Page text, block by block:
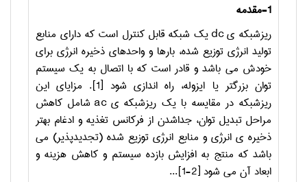
1-مقدمه
ریزشبکه یdcیک شبکه قابل کنترل است که دارای منابع
تولید انرژی توزیع شده، بارها و واحدهای ذخیره انرژی برای
خودش می باشد و قادر است که با اتصال به یک سیستم
توان بزرگتر یا ایزوله، راه اندازی شود [1]. مزایای این
ریزشبکه در مقایسه با یک ریزشبکه ی ac شامل کاهش
مراحل تبدیل توان، جداشدن از فرکانس تغذیه و ادغام بهتر
ذخیره ی انرژی و منابع انرژی توزیع شده (تجدیدپذیر) می
باشد که منتج به افزایش بازده سیستم و کاهش هزینه و
ابعاد آن می شود[1-2]
...